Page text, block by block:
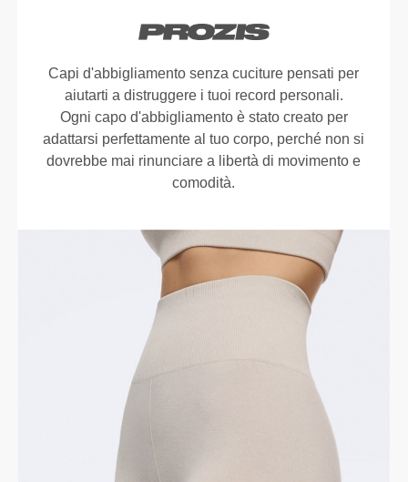
Capi d'abbigliamento senza cuciture pensati per
aiutarti a distruggere i tuoi record personali.
Ogni capo d'abbigliamento è stato creato per
adattarsi perfettamente al tuo corpo, perché non si
dovrebbe mai rinunciare a libertà di movimento e
comodità.